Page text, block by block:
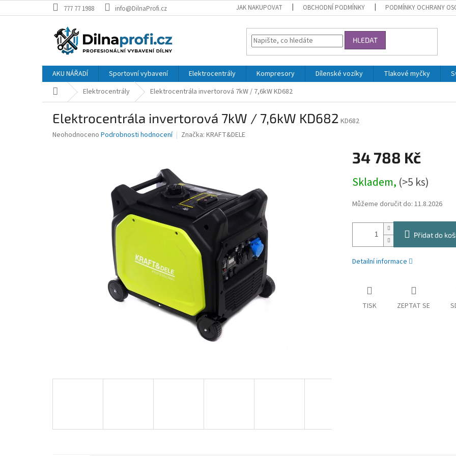
na
777 77 1988 info@DilnaProfi.cz JAK NAKUPOVAT OBCHODNÍ PODMÍNKY PODMÍNKY OCHRANY
HLEDAT
AKU NÁŘADÍ Sportovní vybavení Elektrocentrály Kompresory Dílenské vozíky Tlakové myčky
Domů Elektrocentrály Elektrocentrála invertorová 7kW / 7,6kW KD682
Elektrocentrála invertorová 7kW / 7,6kW KD682 KD682
Průměrné
Neohodnoceno Podrobnosti hodnocení Značka: KRAFT&DELE
34 788 Kč
cena:
Skladem, (>5 ks)
Můžeme doručit do: 11.8.2026
Přidat do
Detailní informace
TISK ZEPTAT SE